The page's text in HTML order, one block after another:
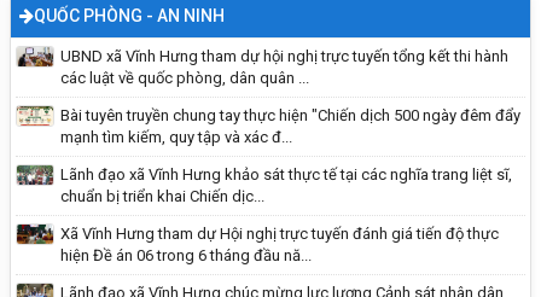
QUỐC PHÒNG - AN NINH
UBND xã Vĩnh Hưng tham dự hội nghị trực tuyến tổng kết thi hành
các luật về quốc phòng, dân quân ...
Bài tuyên truyền chung tay thực hiện "Chiến dịch 500 ngày đêm đẩy
mạnh tìm kiếm, quy tập và xác đ...
Lãnh đạo xã Vĩnh Hưng khảo sát thực tế tại các nghĩa trang liệt sĩ,
chuẩn bị triển khai Chiến dịc...
Xã Vĩnh Hưng tham dự Hội nghị trực tuyến đánh giá tiến độ thực
hiện Đề án 06 trong 6 tháng đầu nă...
Lãnh đạo xã Vĩnh Hưng chúc mừng lực lượng Cảnh sát nhân dân